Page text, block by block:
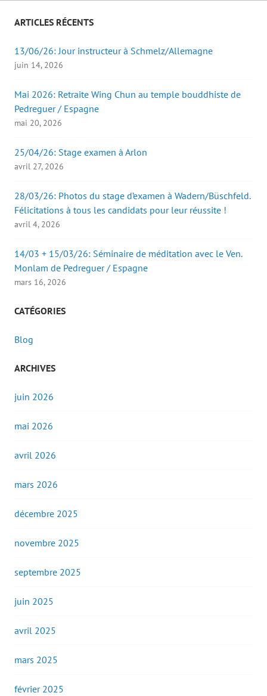
ARTICLES RÉCENTS
13/06/26: Jour instructeur à Schmelz/Allemagne
juin 14, 2026
Mai 2026: Retraite Wing Chun au temple bouddhiste de
Pedreguer / Espagne
mai 20, 2026
25/04/26: Stage examen à Arlon
avril 27, 2026
28/03/26: Photos du stage d’examen à Wadern/Büschfeld.
Félicitations à tous les candidats pour leur réussite !
avril 4, 2026
14/03 + 15/03/26: Séminaire de méditation avec le Ven.
Monlam de Pedreguer / Espagne
mars 16, 2026
CATÉGORIES
Blog
ARCHIVES
juin 2026
mai 2026
avril 2026
mars 2026
décembre 2025
novembre 2025
septembre 2025
juin 2025
avril 2025
mars 2025
février 2025